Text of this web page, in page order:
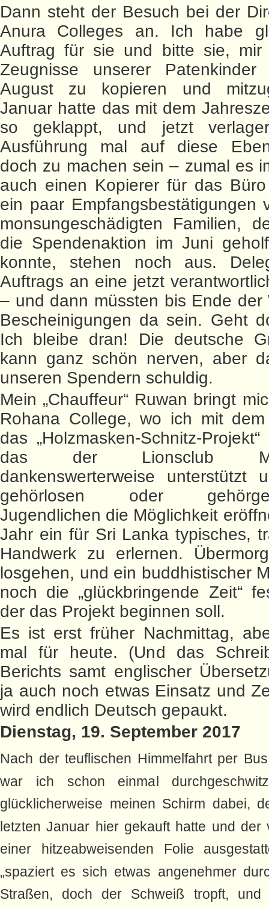
Dann steht der Besuch bei der
Anura Colleges an. Ich habe
Auftrag für sie und bitte sie, mir
Zeugnisse unserer
August zu kopieren und
Januar hatte das mit dem
so geklappt, und jetzt
Ausführung mal auf diese
doch zu machen sein – zumal es
auch einen Kopierer für das
ein paar Empfangsbestätigungen
monsungeschädigten Familien,
die Spendenaktion im Juni
konnte, stehen noch aus.
Auftrags an eine jetzt
– und dann müssten bis Ende der
Bescheinigungen da sein. Geht
Ich bleibe dran! Die deutsche
kann ganz schön nerven, aber
unseren Spendern schuldig.
Mein „Chauffeur“ Ruwan bringt
Rohana College, wo ich mit dem
das „Holzmasken-Schnitz-
das der Lionsclub
dankenswerterweise unterstützt
gehörlosen oder
Jugendlichen die Möglichkeit
Jahr ein für Sri Lanka typisches,
Handwerk zu erlernen.
losgehen, und ein buddhistischer
noch die „glückbringende Zeit“
der das Projekt beginnen soll.
Es ist erst früher Nachmittag,
mal für heute. (Und das
Berichts samt englischer
ja auch noch etwas Einsatz und
wird endlich Deutsch gepaukt.
Dienstag, 19. September 2017
Nach der teuflischen Himmelfahrt per
war ich schon einmal
glücklicherweise meinen Schirm dabei,
letzten Januar hier gekauft hatte und der
einer hitzeabweisenden Folie
„spaziert es sich etwas angenehmer
Straßen, doch der Schweiß tropft, und